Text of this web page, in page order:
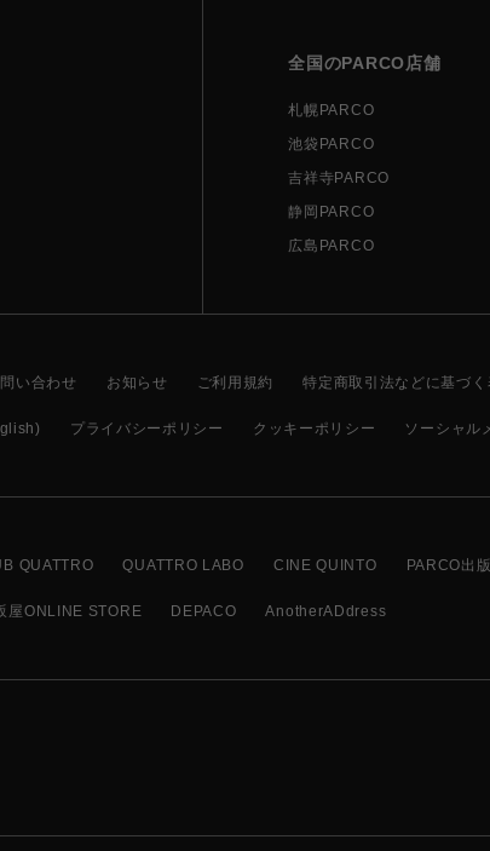
全国のPARCO店舗
札幌PARCO
池袋PARCO
吉祥寺PARCO
静岡PARCO
広島PARCO
い合わせ お知らせ ご利用規約 特定商取引法などに基づく
プライバシーポリシー クッキーポリシー ソーシャル
QUATTRO QUATTRO LABO CINE QUINTO PARCO出版
屋ONLINE STORE DEPACO AnotherADdress